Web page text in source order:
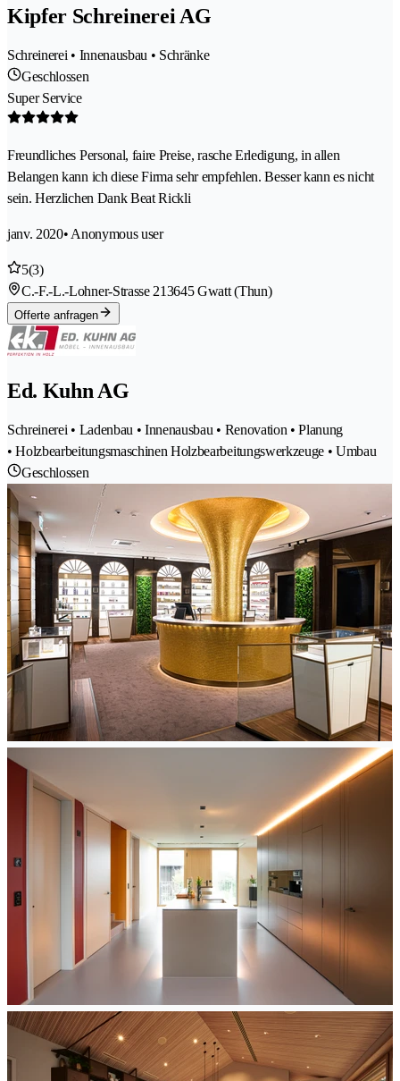
Kipfer Schreinerei AG
Schreinerei • Innenausbau • Schränke
Geschlossen
Super Service
Freundliches Personal, faire Preise, rasche Erledigung, in allen
Belangen kann ich diese Firma sehr empfehlen. Besser kann es nicht
sein. Herzlichen Dank Beat Rickli
janv. 2020• Anonymous user
5(3)
C.-F.-L.-Lohner-Strasse 213645 Gwatt (Thun)
Offerte anfragen
Ed. Kuhn AG
Schreinerei • Ladenbau • Innenausbau • Renovation • Planung
• Holzbearbeitungsmaschinen Holzbearbeitungswerkzeuge • Umbau
Geschlossen